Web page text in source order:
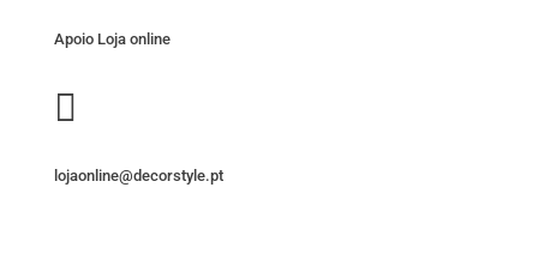
Apoio Loja online

lojaonline@decorstyle.pt